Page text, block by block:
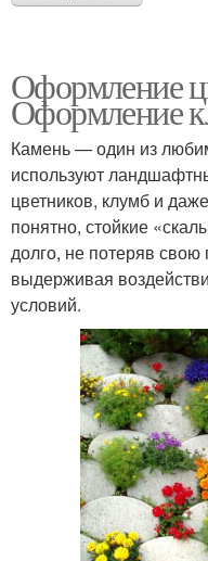
Оформление
Оформление
Камень — один из
используют
цветников, клумб и
понятно, стойкие
долго, не потеряв свою
выдерживая
условий.